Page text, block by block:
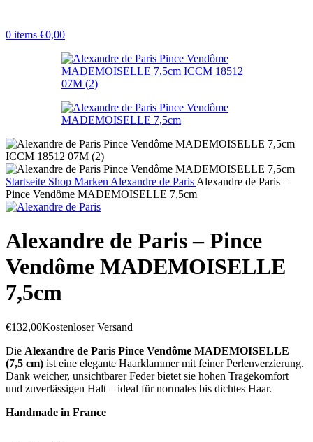
0 items €0,00
Startseite Shop Marken Alexandre de Paris Alexandre de Paris –
Pince Vendôme MADEMOISELLE 7,5cm
Alexandre de Paris – Pince
Vendôme MADEMOISELLE
7,5cm
€132,00Kostenloser Versand
Die Alexandre de Paris Pince Vendôme MADEMOISELLE
(7,5 cm) ist eine elegante Haarklammer mit feiner Perlenverzierung.
Dank weicher, unsichtbarer Feder bietet sie hohen Tragekomfort
und zuverlässigen Halt – ideal für normales bis dichtes Haar.
Handmade in France